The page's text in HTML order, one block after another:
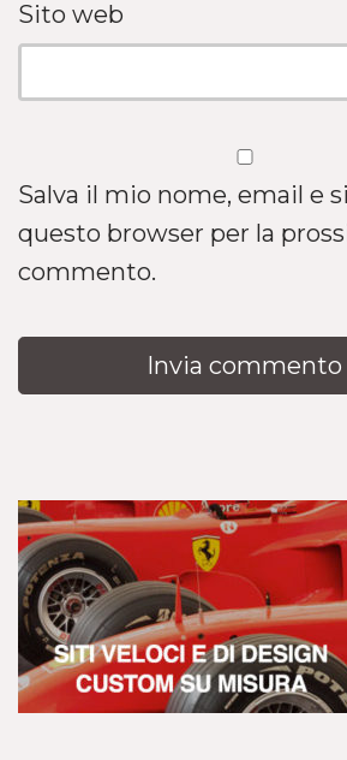
Sito web
Salva il mio nome, email e
questo browser per la
commento.